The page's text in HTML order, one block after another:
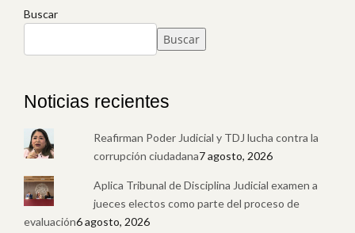
Buscar
Buscar
Noticias recientes
Reafirman Poder Judicial y TDJ lucha contra la
corrupción ciudadana7 agosto, 2026
Aplica Tribunal de Disciplina Judicial examen a
jueces electos como parte del proceso de
evaluación6 agosto, 2026